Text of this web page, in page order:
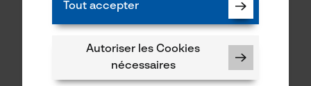
chemise sans manches
sans manches
Tout accepter
Autoriser les Cookies
nécessaires